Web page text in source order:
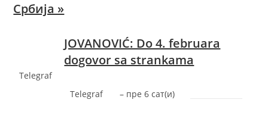
Србија »
Telegraf
JOVANOVIĆ: Do 4. februara
dogovor sa strankama
Telegraf – ‎пре 6 сат(и)‎